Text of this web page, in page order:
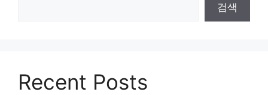
검색
Recent Posts